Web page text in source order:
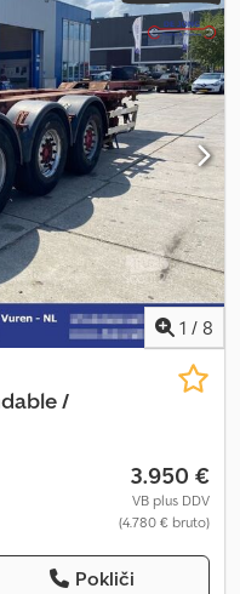
razdalja:6.920 mm, barva:
Velikost pnevmatik: 385 /
Bobnaste zavore
Izyepfx Appjkr Zadnja os 1:
kg; Profil pnevmatike
Zadnja os 2: Najv. osna
levo: 30%; Profil
osna obremenitev: 9000
desno: 30%
kg Dovoljena skupna
nadgradnje: Renders Euro
lastnikov: 5 Tehnično
izdelka Proizvajalec:
TILBURG, NL
1 / 8
/
3.950 €
VB plus DDV
(4.780 € bruto)
Pokliči